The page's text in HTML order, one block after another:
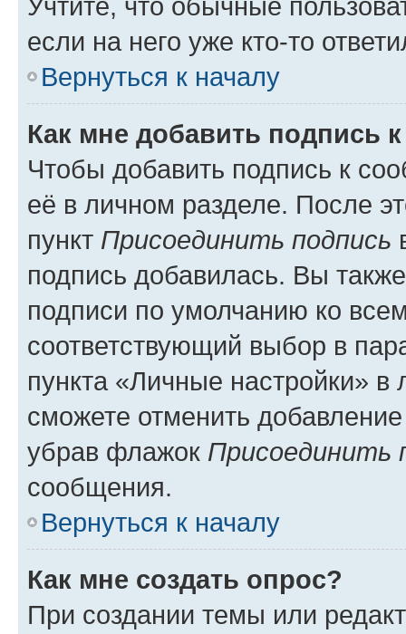
если на него уже кто-то
Вернуться к началу
Как мне добавить подпись
Чтобы добавить подпись к
её в личном разделе. После
пункт Присоединить подпись
подпись добавилась. Вы
подписи по умолчанию ко
соответствующий выбор в
пункта «Личные настройки»
сможете отменить
убрав флажок Присоединить
сообщения.
Вернуться к началу
Как мне создать опрос?
При создании темы или